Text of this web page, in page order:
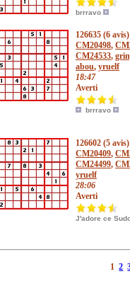
brrravo
126635 (6 avis)
CM20498,
CM24533,
abou, yruelf
18:47
Averti
brrravo
126602 (5 avis)
CM20409,
CM24499,
yruelf
28:06
Averti
J'adore ce
12